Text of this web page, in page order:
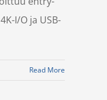
I/O ja USB-
Read More